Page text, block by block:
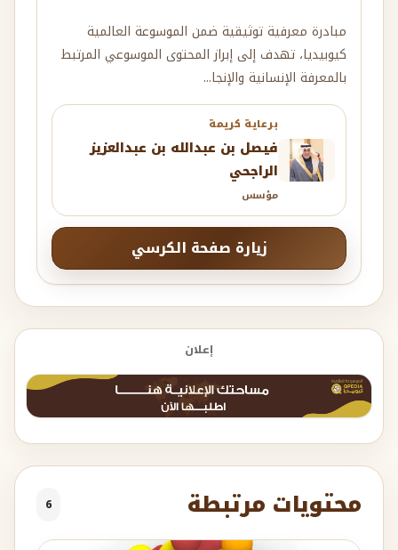
مبادرة معرفية توثيقية ضمن الموسوعة العالمية
كيوبيديا، تهدف إلى إبراز المحتوى الموسوعي المرتبط
بالمعرفة الإنسانية والإنجا...
برعاية كريمة
فيصل بن عبدالله بن عبدالعزيز
الراجحي
مؤسس
زيارة صفحة الكرسي
إعلان
محتويات مرتبطة 6